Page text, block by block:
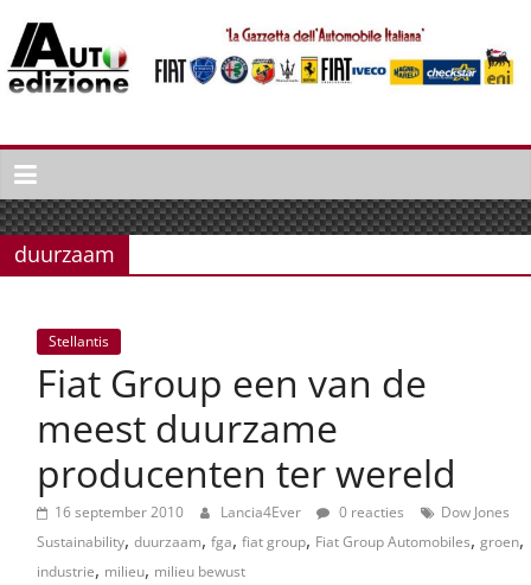
naar
inhoud
Auto
Edizione
La
Gazetta
dell'Automobile
Italiaans
autonieuws
lifestyle
duurzaam
Stellantis
Fiat Group een van de
meest duurzame
producenten ter wereld
16 september 2010 Lancia4Ever 0 reacties
Dow Jones
Sustainability, duurzaam, fga, fiat group, Fiat Group Automobiles, groen,
industrie, milieu, milieu bewust